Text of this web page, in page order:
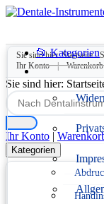
📂 Kategorien
Sie sind hier:Startseite -
Ihr Konto
| Warenkorb
Sie sind hier:
Ihr Konto |
Kategorien